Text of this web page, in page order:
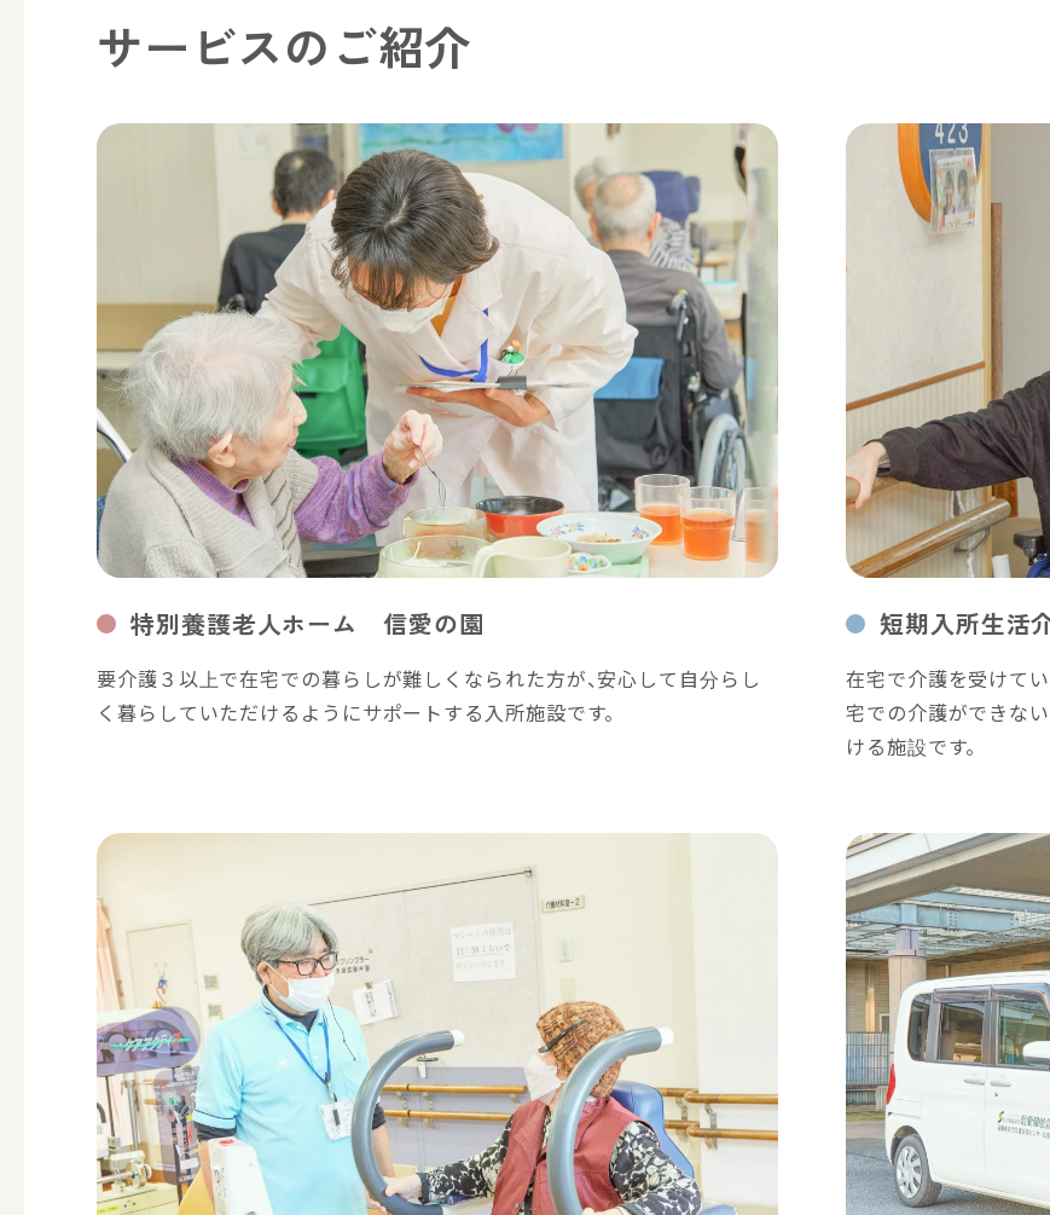
サービスのご紹介
特別養護老人ホーム 信愛の園
要介護３以上で在宅での暮らしが難しくなられた方が、安心して自分らし
く暮らしていただけるようにサポートする入所施設です。
短期入所生活
在宅で介護を受けて
宅での介護ができな
ける施設です。